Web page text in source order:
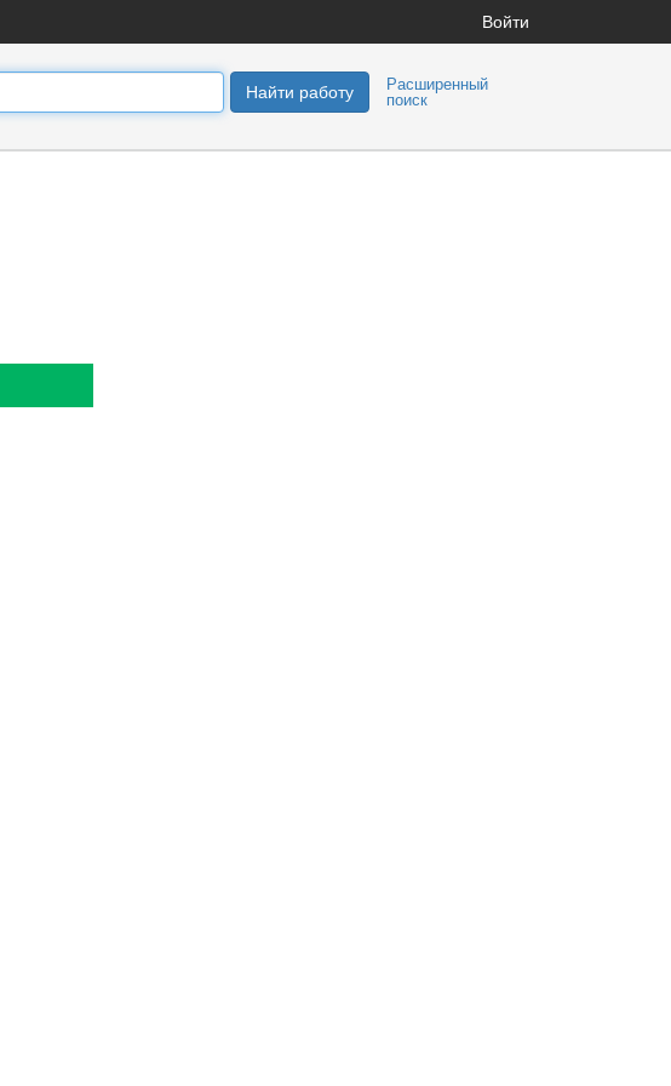
Войти
Найти работу
Расширенный
поиск